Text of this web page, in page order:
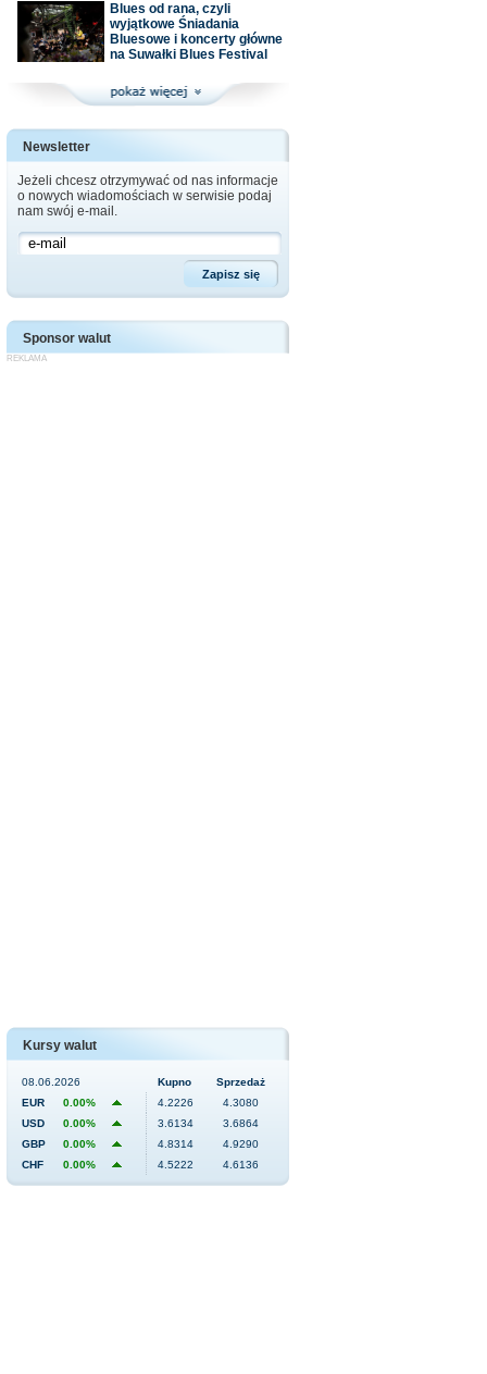
Blues od rana, czyli
wyjątkowe Śniadania
Bluesowe i koncerty główne
na Suwałki Blues Festival
Newsletter
Jeżeli chcesz otrzymywać od nas informacje
o nowych wiadomościach w serwisie podaj
nam swój e-mail.
Sponsor walut
Kursy walut
08.06.2026 Kupno
Sprzedaż
EUR
0.00% 4.2226
4.3080
USD
0.00% 3.6134
3.6864
GBP
0.00% 4.8314
4.9290
CHF
0.00% 4.5222 4.6136